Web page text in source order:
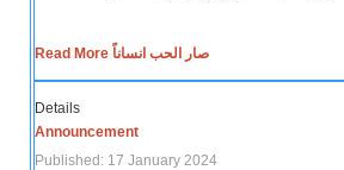
Read More صار الحب انساناً
Details
Announcement
Published: 17 January 2024